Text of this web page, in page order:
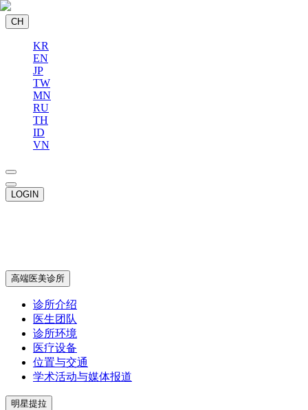
CH
KR
EN
JP
TW
MN
RU
TH
ID
VN
LOGIN
高端医美诊所
诊所介绍
医生团队
诊所环境
医疗设备
位置与交通
学术活动与媒体报道
明星提拉